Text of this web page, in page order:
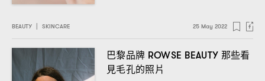
BEAUTY | SKINCARE 25 May 2022
巴黎品牌 ROWSE BEAUTY 那些看
見毛孔的照片